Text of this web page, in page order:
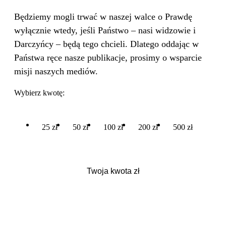
Będziemy mogli trwać w naszej walce o Prawdę
wyłącznie wtedy, jeśli Państwo – nasi widzowie i
Darczyńcy – będą tego chcieli. Dlatego oddając w
Państwa ręce nasze publikacje, prosimy o wsparcie
misji naszych mediów.
Wybierz kwotę:
25 zł 50 zł 100 zł 200 zł 500 zł